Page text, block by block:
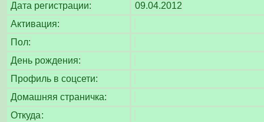
Дата регистрации:
09.04.2012
Активация:
Пол:
День рождения:
Профиль в соцсети:
Домашняя страничка:
Откуда: